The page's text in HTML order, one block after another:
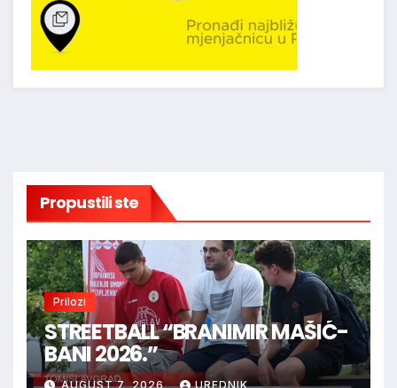
Propustili ste
Prilozi
STREETBALL “BRANIMIR MAŠIĆ-
BANI 2026.”
AUGUST 7, 2026 UREDNIK